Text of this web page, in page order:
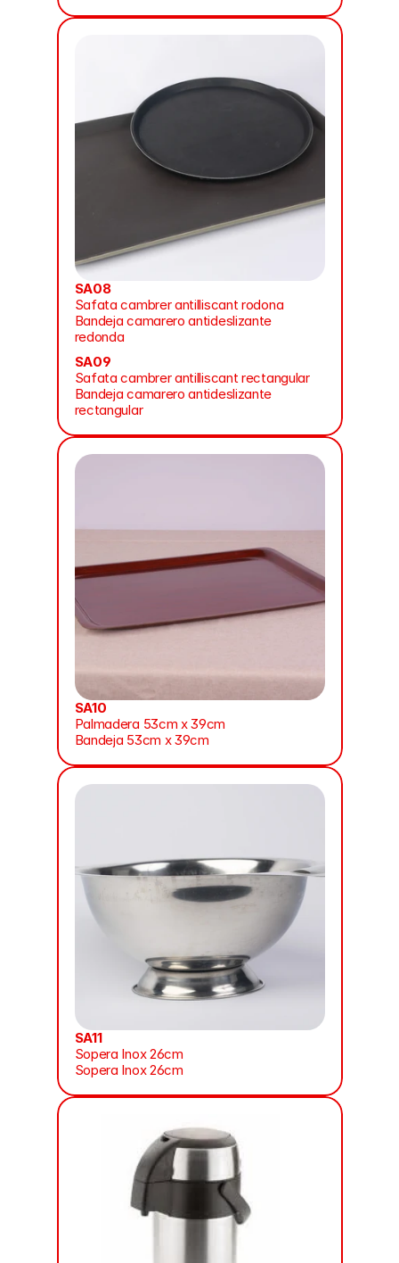
SA08
Safata cambrer antilliscant rodona
Bandeja camarero antideslizante
redonda
SA09
Safata cambrer antilliscant rectangular
Bandeja camarero antideslizante
rectangular
SA10
Palmadera 53cm x 39cm
Bandeja 53cm x 39cm
SA11
Sopera Inox 26cm
Sopera Inox 26cm